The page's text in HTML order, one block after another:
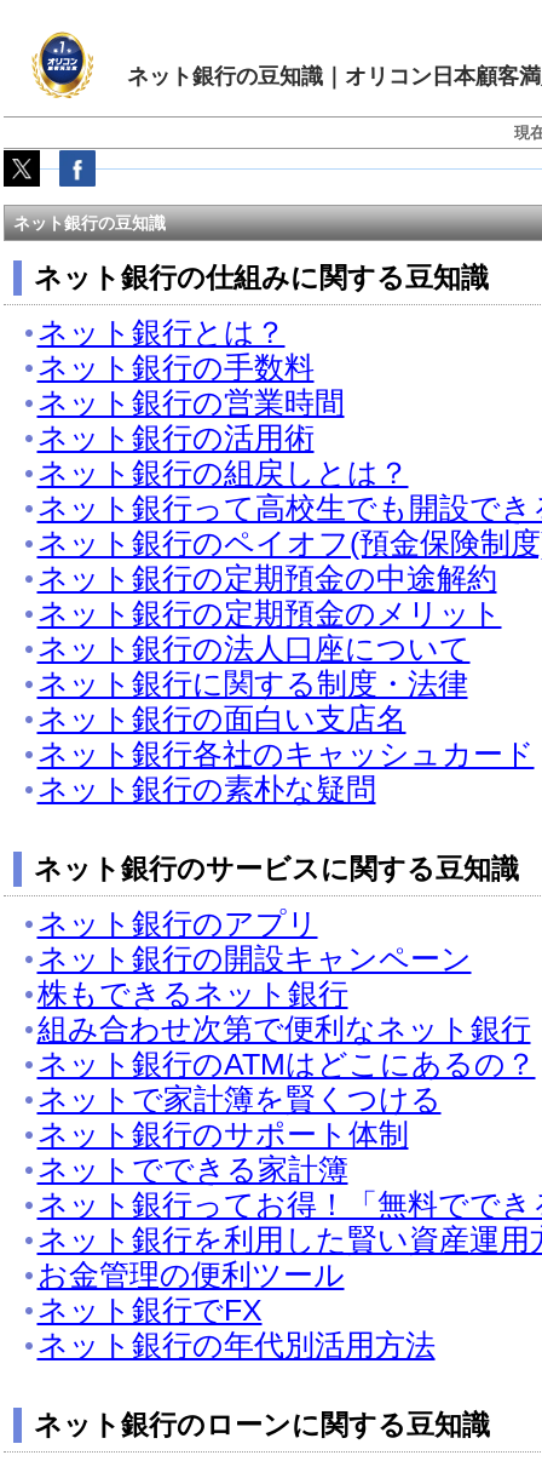
ネット銀行の豆知識｜オリコン日本顧客
現
ネット銀行の豆知識
ネット銀行の仕組みに関する豆知識
ネット銀行とは？
ネット銀行の手数料
ネット銀行の営業時間
ネット銀行の活用術
ネット銀行の組戻しとは？
ネット銀行って高校生でも開設で
ネット銀行のペイオフ(預金保険制
ネット銀行の定期預金の中途解約
ネット銀行の定期預金のメリット
ネット銀行の法人口座について
ネット銀行に関する制度・法律
ネット銀行の面白い支店名
ネット銀行各社のキャッシュカード
ネット銀行の素朴な疑問
ネット銀行のサービスに関する豆知識
ネット銀行のアプリ
ネット銀行の開設キャンペーン
株もできるネット銀行
組み合わせ次第で便利なネット銀行
ネット銀行のATMはどこにあるの？
ネットで家計簿を賢くつける
ネット銀行のサポート体制
ネットでできる家計簿
ネット銀行ってお得！「無料でで
ネット銀行を利用した賢い資産運用
お金管理の便利ツール
ネット銀行でFX
ネット銀行の年代別活用方法
ネット銀行のローンに関する豆知識